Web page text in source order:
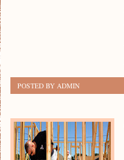
POSTED BY ADMIN